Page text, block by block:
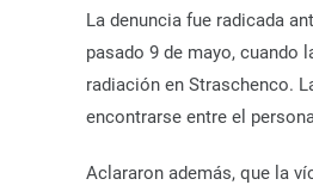
La denuncia fue radicada
pasado 9 de mayo, cuando
radiación en Straschenco.
encontrarse entre el
Aclararon además, que la